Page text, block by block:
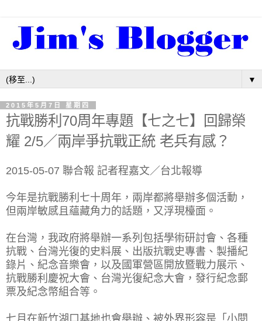
▼
2015年5月7日 星期四
抗戰勝利70周年專題【七之七】回歸榮
耀 2/5／兩岸爭抗戰正統 老兵有感？
2015-05-07 聯合報 記者程嘉文／台北報導
今年是抗戰勝利七十周年，兩岸都將舉辦多個活動，
但兩岸敏感且蘊藏角力的話題，又浮現檯面。
在台灣，我政府將舉辦一系列包括學術研討會、各種
抗戰、台灣光復的史料展、出版抗戰史專書、製播紀
錄片、紀念音樂會，以及國軍營區開放暨戰力展示、
抗戰勝利慶祝大會、台灣光復紀念大會，發行紀念郵
票及紀念幣組合等。
七月在新竹湖口基地也會舉辦、被外界形容是「小閱